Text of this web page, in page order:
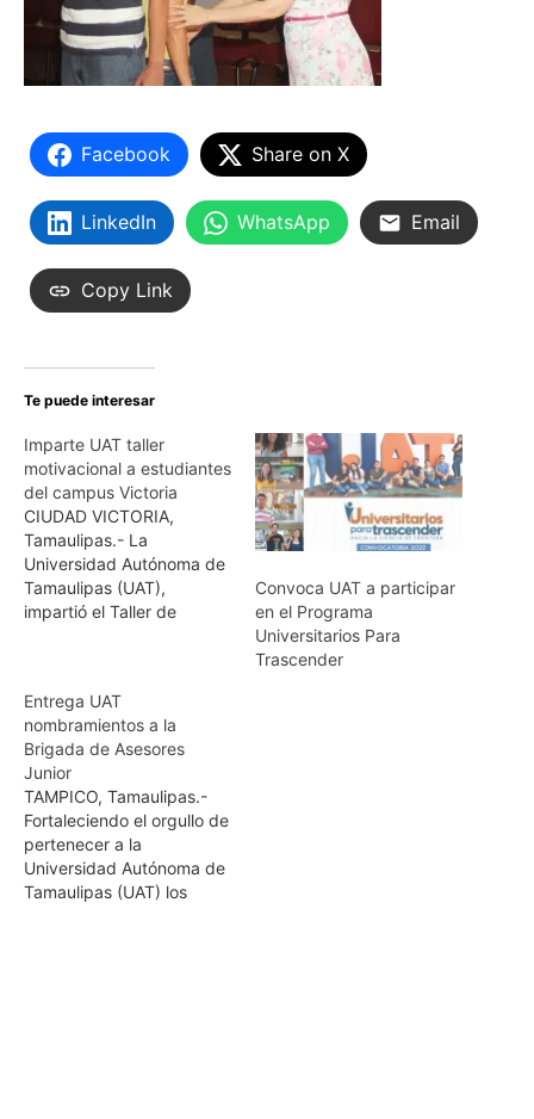
Facebook Share on X
LinkedIn WhatsApp Email
Copy Link
Te puede interesar
Imparte UAT taller
motivacional a estudiantes
del campus Victoria
CIUDAD VICTORIA,
Tamaulipas.- La
Universidad Autónoma de
Tamaulipas (UAT),
impartió el Taller de
de las distintas unidades
académicas y facultades
del Campus Victoria, con
la meta de fortalecer la
educación que reciben en
las aulas. El evento
organizado por la
Dirección de
Participación…
Convoca UAT a participar
en el Programa
Universitarios Para
Trascender
Entrega UAT
nombramientos a la
Brigada de Asesores
Junior
TAMPICO, Tamaulipas.-
Fortaleciendo el orgullo de
pertenecer a la
Universidad Autónoma de
Tamaulipas (UAT) los